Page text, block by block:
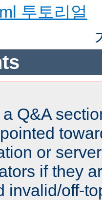
투토리얼
Q&A
or
if they
invalid/off-